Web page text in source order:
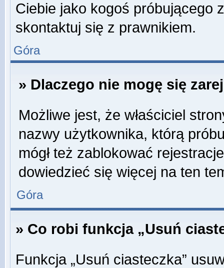
Ciebie jako kogoś próbującego
skontaktuj się z prawnikiem.
Góra
» Dlaczego nie mogę się
Możliwe jest, że właściciel
nazwy użytkownika, którą
mógł też zablokować
dowiedzieć się więcej na ten
Góra
» Co robi funkcja „Usuń
Funkcja „Usuń ciasteczka”